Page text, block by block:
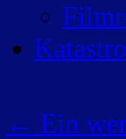
← Ein